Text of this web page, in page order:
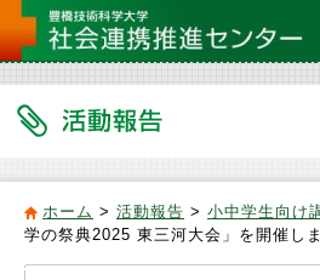
ホーム > 活動報告 > 小中学生向け
学の祭典2025 東三河大会」を開催し